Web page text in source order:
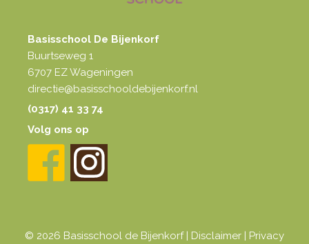
Basisschool De Bijenkorf
Buurtseweg 1
6707 EZ Wageningen
directie@basisschooldebijenkorf.nl
(0317) 41 33 74
Volg ons op
© 2026 Basisschool de Bijenkorf | Disclaimer | Privacy